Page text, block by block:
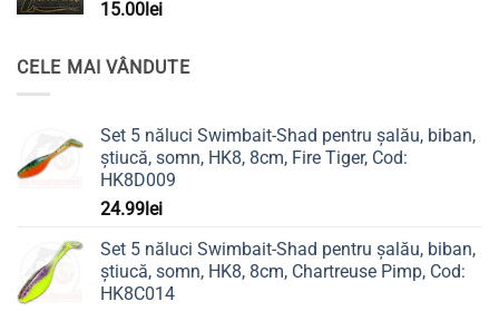
15.00lei
CELE MAI VÂNDUTE
Set 5 năluci Swimbait-Shad pentru șalău, biban,
știucă, somn, HK8, 8cm, Fire Tiger, Cod:
HK8D009
24.99 lei
Set 5 năluci Swimbait-Shad pentru șalău, biban,
știucă, somn, HK8, 8cm, Chartreuse Pimp, Cod:
HK8C014